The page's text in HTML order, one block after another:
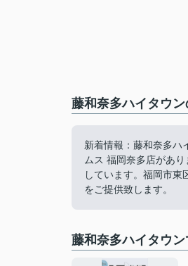
藤和奈多ハイタウ
新着情報：藤和奈多ハ
ムス 福岡奈多店があ
しています。福岡市
をご提供致します。
藤和奈多ハイタウ